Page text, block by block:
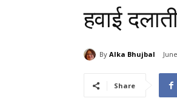
हवाई
By Alka Bhujbal
Share